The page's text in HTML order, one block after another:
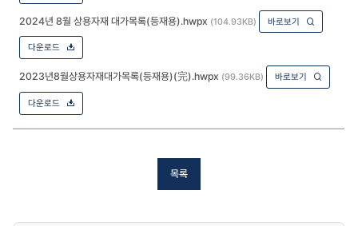
2024년 8월 상용자재 대가목록(등재용).hwpx (104.93KB) 바로보기
다운로드
2023년8월상용자재대가목록(등재용)(完).hwpx (99.36KB) 바로보기
다운로드
목록